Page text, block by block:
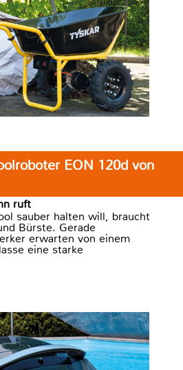
EON 120d von
ruft
sauber halten will, braucht
Bürste. Gerade
erwarten von einem
eine starke